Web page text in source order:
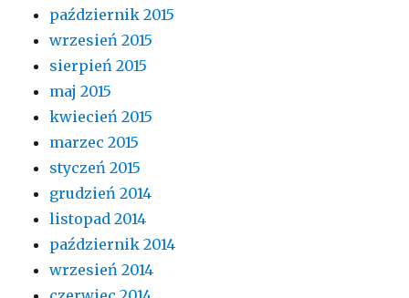
październik 2015
wrzesień 2015
sierpień 2015
maj 2015
kwiecień 2015
marzec 2015
styczeń 2015
grudzień 2014
listopad 2014
październik 2014
wrzesień 2014